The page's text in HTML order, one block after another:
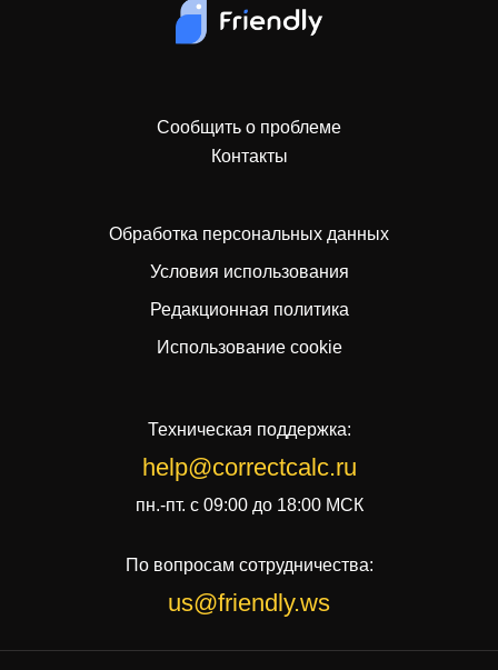
Сообщить о проблеме
Контакты
Oбработкa персональных данных
Условия использования
Редакционная политика
Использование cookie
Техническая поддержка:
help@correctcalc.ru
пн.-пт. с 09:00 до 18:00 МСК
По вопросам сотрудничества:
us@friendly.ws